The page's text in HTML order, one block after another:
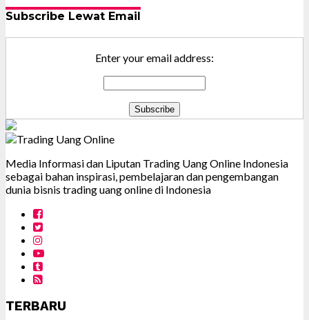
Subscribe Lewat Email
Enter your email address:
Media Informasi dan Liputan Trading Uang Online Indonesia
sebagai bahan inspirasi, pembelajaran dan pengembangan
dunia bisnis trading uang online di Indonesia
TERBARU